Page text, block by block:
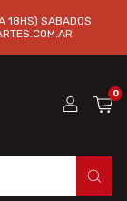
18HS) SABADOS
0